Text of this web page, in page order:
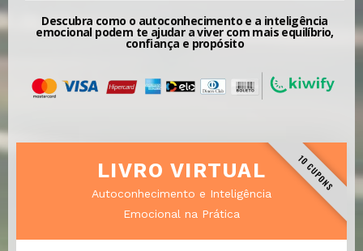
Descubra como o autoconhecimento e a inteligência
emocional podem te ajudar a viver com mais equilíbrio,
confiança e propósito
LIVRO VIRTUAL
Autoconhecimento e Inteligência
Emocional na Prática
10 CUPONS